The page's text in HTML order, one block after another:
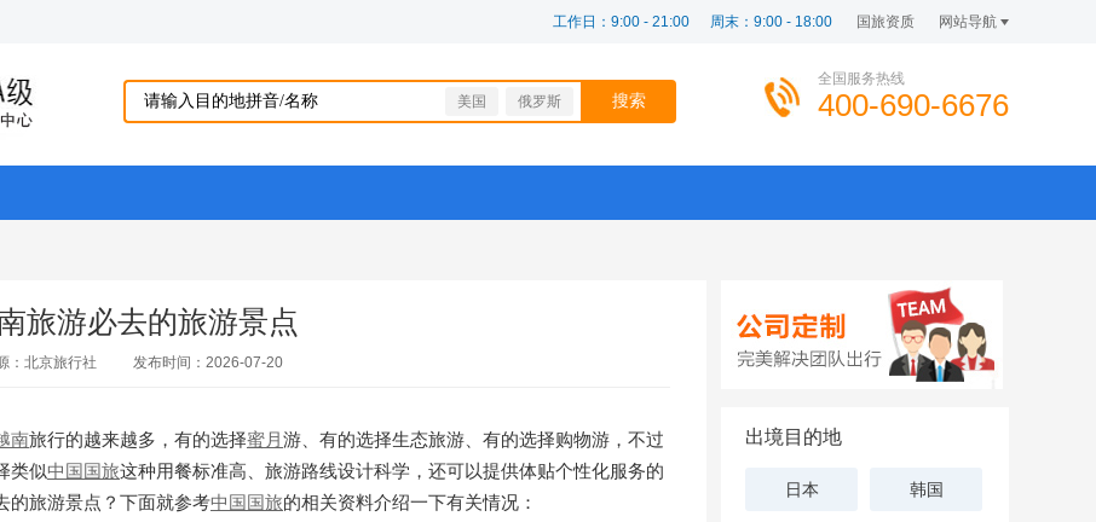
网站导航
国旅资质
工作日：9:00 - 21:00 周末：9:00 - 18:00
美国 俄罗斯
全国服务热线
400-690-6676
旅游必去的旅游景点
：北京旅行社 发布时间：2026-07-20
南旅行的越来越多，有的选择蜜月游、有的选择生态旅游、有的选择购物游，不过
类似中国国旅这种用餐标准高、旅游路线设计科学，还可以提供体贴个性化服务的
的旅游景点？下面就参考中国国旅的相关资料介绍一下有关情况：
出境目的地
日本 韩国